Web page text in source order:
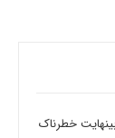
غذایی بینهایت خطرناک